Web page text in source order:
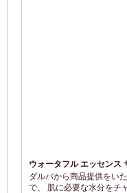
ウォータフル エッセンス
ダルバから商品提供をい
で、 肌に必要な水分をチ